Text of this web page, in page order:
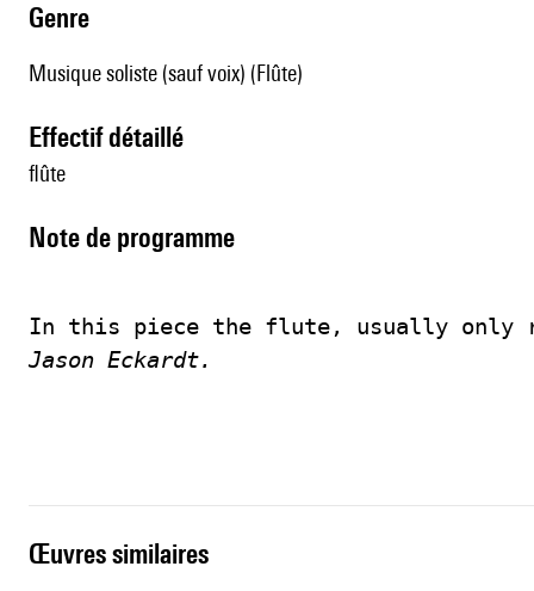
genre
Musique soliste (sauf voix) (Flûte)
effectif détaillé
flûte
Note de programme
In this piece the flute, usually only
Jason Eckardt.
œuvres similaires